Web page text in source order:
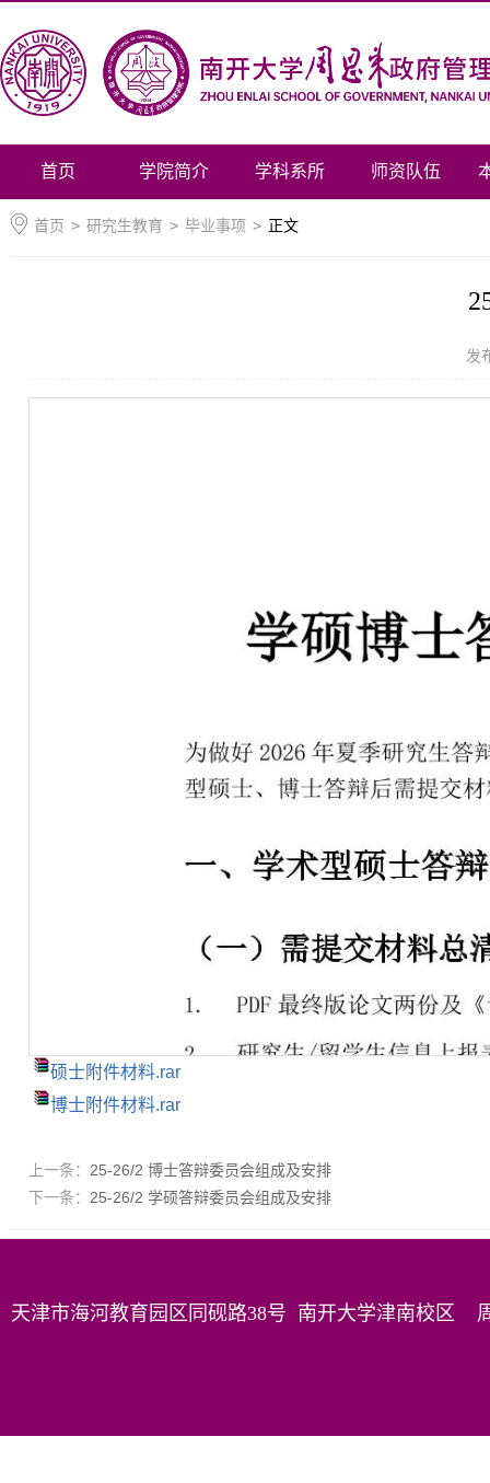
首页 学院简介 学科系所 师资队伍
首页 > 研究生教育 > 毕业事项 > 正文
发
硕士附件材料.rar
博士附件材料.rar
上一条： 25-26/2 博士答辩委员会组成及安排
下一条： 25-26/2 学硕答辩委员会组成及安排
天津市海河教育园区同砚路38号 南开大学津南校区